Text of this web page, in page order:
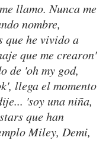
llamo. Nunca me
nombre,
que he vivido a
que me crearon'
de 'oh my god,
llega el momento
'soy una niña,
que han
Miley, Demi,